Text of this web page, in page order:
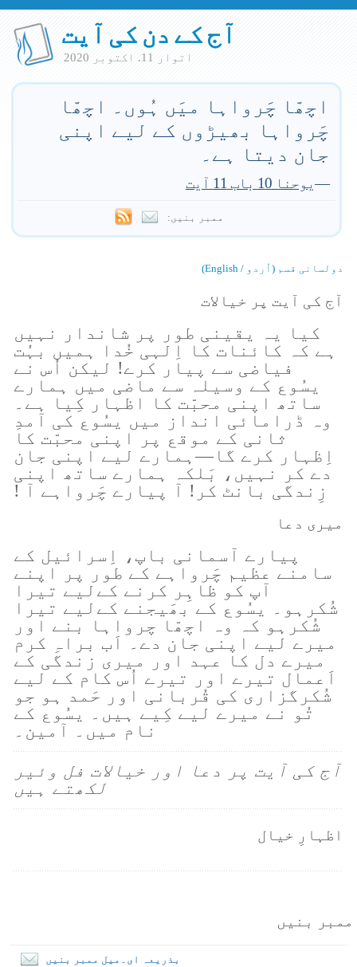
آج کے دن کی آیت
اتوار 11. اكتوبر 2020
اچھّا چَرواہا میَں ہُوں۔ اچھّا
چَرواہا بھیڑوں کے لیے اپنی
جان دیتا ہے۔
—یوحنا 10 باب 11 آیت
ممبر بنیں:
دولسانی قسم (اُردو / English)
آج کی آیت پر خیالات
کیا یہ یقینی طور پر شاندار نہیں
ہے کہ کائنات کا اِلہی خُدا ہمیں بہُت
فیاضی سے پیار کرے! لیکن اُس نے
یسُوع کے وسیلہ سے ماضی میں ہمارے
ساتھ اپنی محبّت کا اظہار کِیا ہے۔
وہ ڈرامائی انداز میں یسُوع کی آمدِ
ثانی کے موقع پر اپنی محبّت کا
اِظہار کرے گا—ہمارے لیے اپنی جان
دے کر نہیں، بَلکہ ہمارے ساتھ اپنی
زِندگی بانٹ کر! آ پیارے چَرواہے آ !
میری دعا
پیارے آسمانی باپ، اِسرائیل کے
سامنے عظیم چَرواہے کے طور پر اپنے
آپ کو ظاہِر کرنے کےلیے تیرا
شُکرہو۔ یسُوع کے بھَیجنے کےلیے تیرا
شُکرہو کہ وہ اچھّا چرواہا بنے اور
میرے لیے اپنی جان دے۔ اَب براہِ کرم
میرے دل کا عہد اور میری زندگی کے
اَعمال تیرے اور تیرے اُس کام کے لیے
شُکرگزاری کی قُربانی اور حَمد ہو جو
تُو نے میرے لیے کِیے ہیں۔ یسُوع کے
نام میں۔ آمین۔
آج کی آیت پر دعا اور خیالات فل وئیر
لکھتے ہیں
اظہارِ خیال
ممبر بنیں
بذریعہ ای۔میل ممبر بنیں